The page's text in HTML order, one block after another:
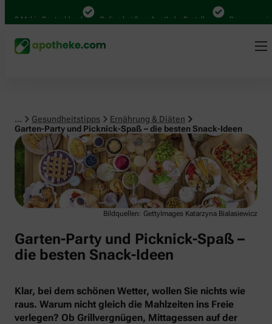
in Deutschland Online bei Ihrer Apotheke Bestellen Bequem zwischen
... Gesundheitstipps
Ernährung & Diäten
Garten-Party und Picknick-Spaß – die besten Snack-Ideen
Ernährung & Diäten
Bildquellen: GettyImages Katarzyna Bialasiewicz
Garten-Party und Picknick-Spaß –
die besten Snack-Ideen
Klar, bei dem schönen Wetter, wollen Sie nichts wie
raus. Warum nicht gleich die Mahlzeiten ins Freie
verlegen? Ob Grillvergnügen, Mittagessen auf der